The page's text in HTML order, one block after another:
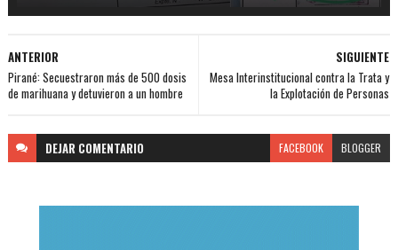
SIGUIENTE
Mesa Interinstitucional contra la Trata y
la Explotación de Personas
ANTERIOR
Pirané: Secuestraron más de 500 dosis
de marihuana y detuvieron a un hombre
DEJAR COMENTARIO FACEBOOK BLOGGER